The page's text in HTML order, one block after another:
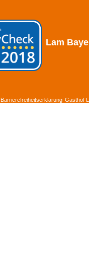
Lam
Barrierefreiheitserklärung Gasthof